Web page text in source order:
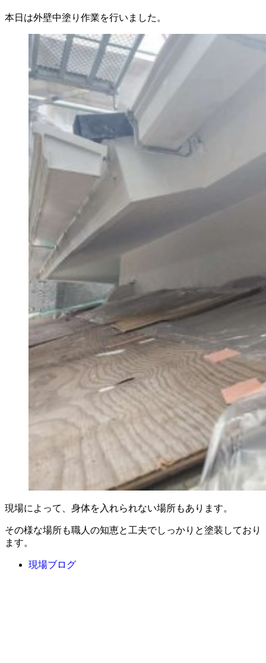
本日は外壁中塗り作業を行いました。
現場によって、身体を入れられない場所もあります。
その様な場所も職人の知恵と工夫でしっかりと塗装しており
ます。
現場ブログ